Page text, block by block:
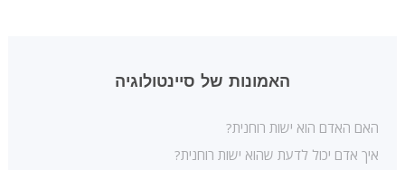
האמונות של סיינטולוגיה
האם האדם הוא ישות רוחנית?
איך אדם יכול לדעת שהוא ישות רוחנית?